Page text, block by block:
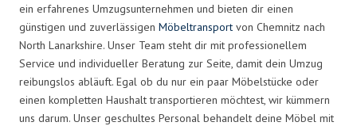
ein erfahrenes Umzugsunternehmen und bieten dir einen
günstigen und zuverlässigen Möbeltransport von Chemnitz nach
North Lanarkshire. Unser Team steht dir mit professionellem
Service und individueller Beratung zur Seite, damit dein Umzug
reibungslos abläuft. Egal ob du nur ein paar Möbelstücke oder
einen kompletten Haushalt transportieren möchtest, wir kümmern
uns darum. Unser geschultes Personal behandelt deine Möbel mit